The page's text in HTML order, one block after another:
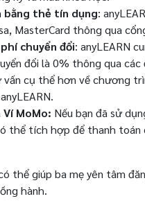
thẻ tín dụng:
MasterCard thông qua
chuyển đổi: anyLEARN
đổi là 0% thông qua
cụ thể hơn về chương
MoMo: Nếu bạn đã sử
thể tích hợp để thanh
thể giúp ba mẹ yên tâm
hành.